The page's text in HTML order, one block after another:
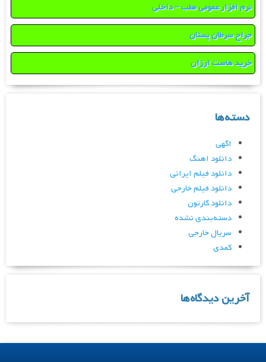
نرم افزار عمومی مطب – داخلی
جراح سرطان پستان
خرید هاست ارزان
دسته‌ها
اگهی
دانلود اهنگ
دانلود فیلم ایرانی
دانلود فیلم خارجی
دانلود کارتون
دسته‌بندی نشده
سریال خارجی
کمدی
آخرین دیدگاه‌ها